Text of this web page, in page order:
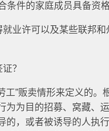
条件的家庭成员具备资
业许可以及某些联邦
？
工”贩卖情形来定义的
为为目的招募、窝藏、
的，或者被诱导的人执